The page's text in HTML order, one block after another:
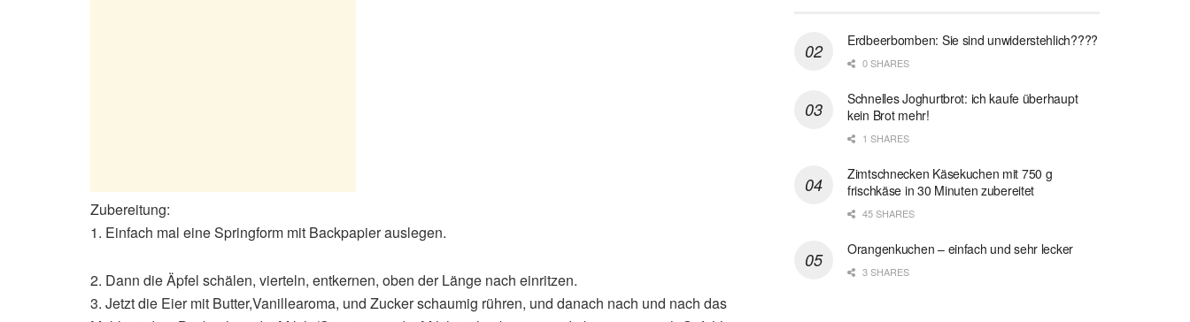
Zubereitung:
1. Einfach mal eine Springform mit Backpapier auslegen.
2. Dann die Äpfel schälen, vierteln, entkernen, oben der Länge nach einritzen.
3. Jetzt die Eier mit Butter,Vanillearoma, und Zucker schaumig rühren, und danach nach und nach das
Erdbeerbomben: Sie sind unwiderstehlich????
0 SHARES
Schnelles Joghurtbrot: ich kaufe überhaupt
kein Brot mehr!
1 SHARES
Zimtschnecken Käsekuchen mit 750 g
frischkäse in 30 Minuten zubereitet
45 SHARES
Orangenkuchen – einfach und sehr lecker
3 SHARES